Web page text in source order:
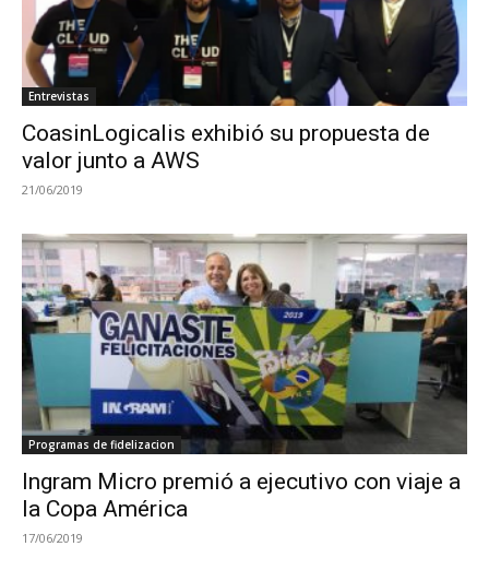
Entrevistas
CoasinLogicalis exhibió su propuesta de
valor junto a AWS
21/06/2019
Programas de fidelizacion
Ingram Micro premió a ejecutivo con viaje a
la Copa América
17/06/2019